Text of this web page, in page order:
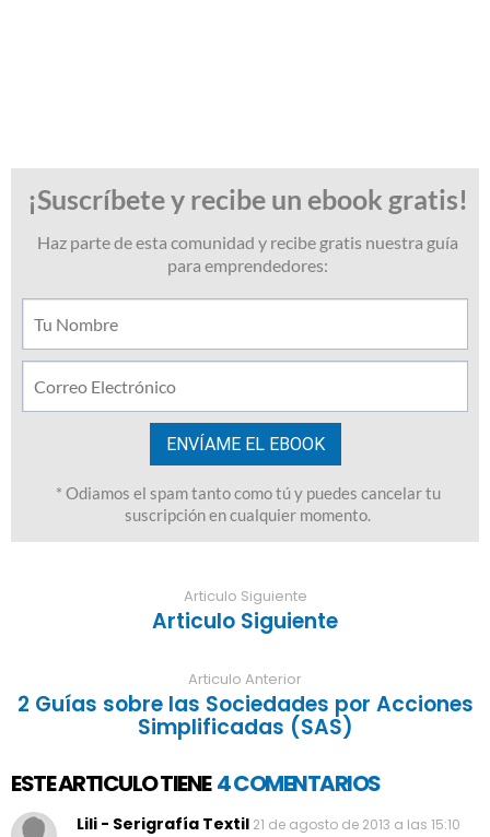
Articulo Siguiente
Articulo Siguiente
Articulo Anterior
2 Guías sobre las Sociedades por Acciones
Simplificadas (SAS)
ESTE ARTICULO TIENE 4 COMENTARIOS
Lili - Serigrafía Textil 21 de agosto de 2013 a las 15:10